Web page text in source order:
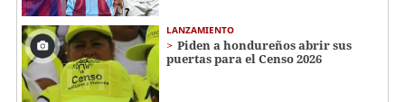
LANZAMIENTO
Piden a hondureños abrir sus
puertas para el Censo 2026